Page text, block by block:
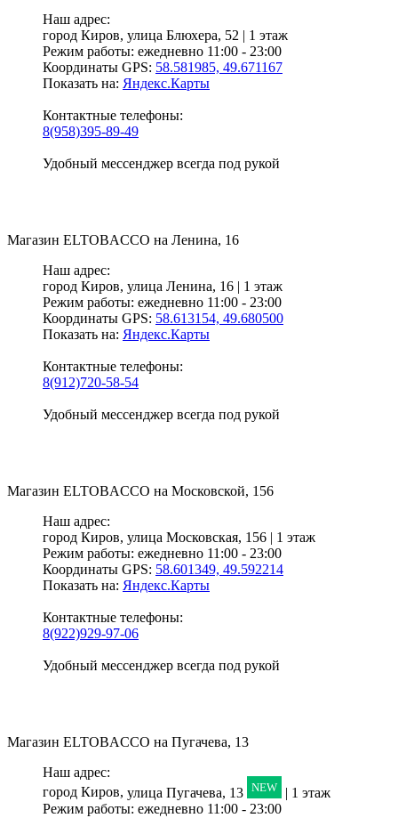
Наш адрес:
город Киров, улица Блюхера, 52 | 1 этаж
Режим работы: ежедневно 11:00 - 23:00
Координаты GPS: 58.581985, 49.671167
Показать на: Яндекс.Карты
Контактные телефоны:
8(958)395-89-49
Удобный мессенджер всегда под рукой
Магазин ELTOBACCO на Ленина, 16
Наш адрес:
город Киров, улица Ленина, 16 | 1 этаж
Режим работы: ежедневно 11:00 - 23:00
Координаты GPS: 58.613154, 49.680500
Показать на: Яндекс.Карты
Контактные телефоны:
8(912)720-58-54
Удобный мессенджер всегда под рукой
Магазин ELTOBACCO на Московской, 156
Наш адрес:
город Киров, улица Московская, 156 | 1 этаж
Режим работы: ежедневно 11:00 - 23:00
Координаты GPS: 58.601349, 49.592214
Показать на: Яндекс.Карты
Контактные телефоны:
8(922)929-97-06
Удобный мессенджер всегда под рукой
Магазин ELTOBACCO на Пугачева, 13
Наш адрес:
город Киров, улица Пугачева, 13 NEW
| 1 этаж
Режим работы: ежедневно 11:00 - 23:00